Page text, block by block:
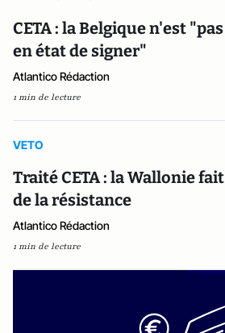
CETA : la Belgique n'est "pas
en état de signer"
Atlantico Rédaction
1 min de lecture
VETO
Traité CETA : la Wallonie fait
de la résistance
Atlantico Rédaction
1 min de lecture